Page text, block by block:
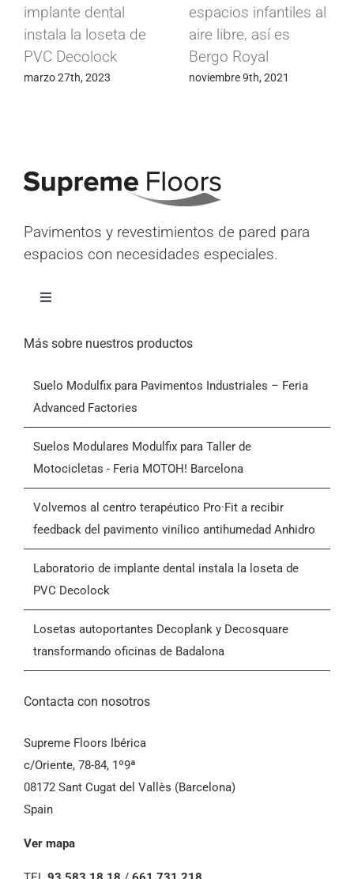
Supragom para Patio
de escuela infantil
más seguro
septiembre 28th, 2020
Conducta para
fábrica de
componentes
electrónicos
Pavimentos y revestimientos de pared para
navegación
Productos
Quiénes somos
Contactar
Condiciones Generales de Venta (CGV)
Suelo Modulfix para Pavimentos Industriales – Feria
Advanced Factories
Suelos Modulares Modulfix para Taller de
Motocicletas - Feria MOTOH! Barcelona
Volvemos al centro terapéutico Pro·Fit a recibir
feedback del pavimento vinílico antihumedad Anhidro
Laboratorio de implante dental instala la loseta de
PVC Decolock
Losetas autoportantes Decoplank y Decosquare
transformando oficinas de Badalona
Supreme Floors Ibérica
c/Oriente, 78-84, 1º9ª
08172 Sant Cugat del Vallès (Barcelona)